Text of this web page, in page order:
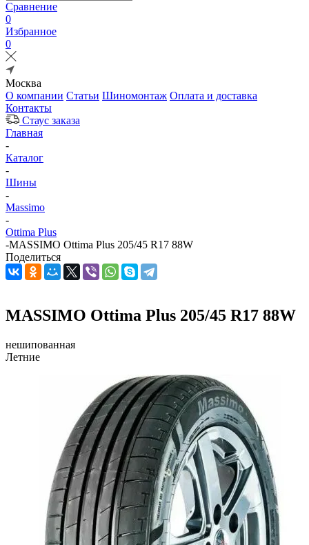
Сравнение
0
Избранное
0
Москва
О компании Статьи Шиномонтаж Оплата и доставка
Контакты
Стаус заказа
Главная
-
Каталог
-
Шины
-
Massimo
-
Ottima Plus
-MASSIMO Ottima Plus 205/45 R17 88W
Поделиться
MASSIMO Ottima Plus 205/45 R17 88W
нешипованная
Летние